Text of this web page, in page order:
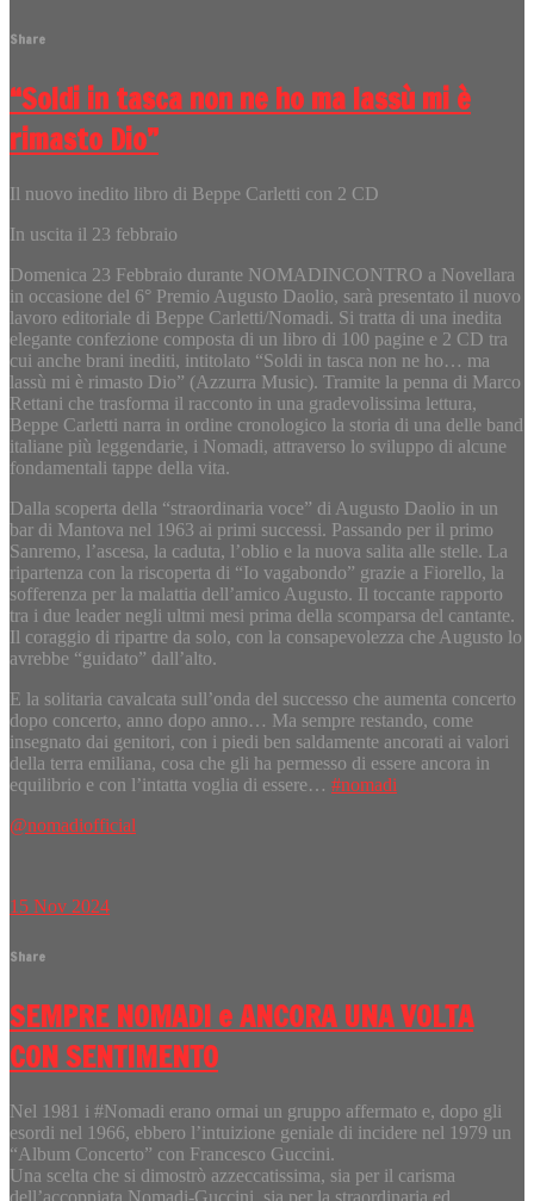
Share
“Soldi in tasca non ne ho ma lassù mi è
rimasto Dio”
Il nuovo inedito libro di Beppe Carletti con 2 CD
In uscita il 23 febbraio
Domenica 23 Febbraio durante NOMADINCONTRO a Novellara
in occasione del 6° Premio Augusto Daolio, sarà presentato il nuovo
lavoro editoriale di Beppe Carletti/Nomadi. Si tratta di una inedita
elegante confezione composta di un libro di 100 pagine e 2 CD tra
cui anche brani inediti, intitolato “Soldi in tasca non ne ho… ma
lassù mi è rimasto Dio” (Azzurra Music). Tramite la penna di Marco
Rettani che trasforma il racconto in una gradevolissima lettura,
Beppe Carletti narra in ordine cronologico la storia di una delle band
italiane più leggendarie, i Nomadi, attraverso lo sviluppo di alcune
fondamentali tappe della vita.
Dalla scoperta della “straordinaria voce” di Augusto Daolio in un
bar di Mantova nel 1963 ai primi successi. Passando per il primo
Sanremo, l’ascesa, la caduta, l’oblio e la nuova salita alle stelle. La
ripartenza con la riscoperta di “Io vagabondo” grazie a Fiorello, la
sofferenza per la malattia dell’amico Augusto. Il toccante rapporto
tra i due leader negli ultmi mesi prima della scomparsa del cantante.
Il coraggio di ripartre da solo, con la consapevolezza che Augusto lo
avrebbe “guidato” dall’alto.
E la solitaria cavalcata sull’onda del successo che aumenta concerto
dopo concerto, anno dopo anno… Ma sempre restando, come
insegnato dai genitori, con i piedi ben saldamente ancorati ai valori
della terra emiliana, cosa che gli ha permesso di essere ancora in
equilibrio e con l’intatta voglia di essere… #nomadi
@nomadiofficial
15 Nov 2024
Share
SEMPRE NOMADI e ANCORA UNA VOLTA
CON SENTIMENTO
Nel 1981 i #Nomadi erano ormai un gruppo affermato e, dopo gli
esordi nel 1966, ebbero l’intuizione geniale di incidere nel 1979 un
“Album Concerto” con Francesco Guccini.
Una scelta che si dimostrò azzeccatissima, sia per il carisma
dell’accoppiata Nomadi-Guccini, sia per la straordinaria ed